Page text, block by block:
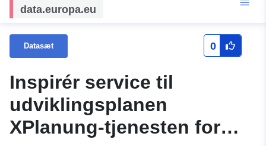
data.europa.eu
Datasæt 0
Inspirér service til
udviklingsplanen
XPlanung-tjenesten for